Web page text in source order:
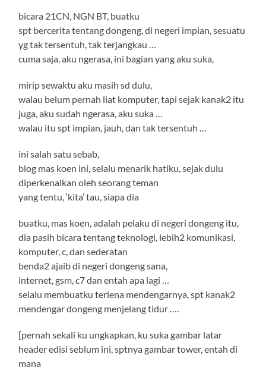
bicara 21CN, NGN BT, buatku
spt bercerita tentang dongeng, di negeri impian, sesuatu
yg tak tersentuh, tak terjangkau …
cuma saja, aku ngerasa, ini bagian yang aku suka,
mirip sewaktu aku masih sd dulu,
walau belum pernah liat komputer, tapi sejak kanak2 itu
juga, aku sudah ngerasa, aku suka …
walau itu spt impian, jauh, dan tak tersentuh …
ini salah satu sebab,
blog mas koen ini, selalu menarik hatiku, sejak dulu
diperkenalkan oleh seorang teman
yang tentu, ‘kita’ tau, siapa dia
buatku, mas koen, adalah pelaku di negeri dongeng itu,
dia pasih bicara tentang teknologi, lebih2 komunikasi,
komputer, c, dan sederatan
benda2 ajaib di negeri dongeng sana,
internet, gsm, c7 dan entah apa lagi …
selalu membuatku terlena mendengarnya, spt kanak2
mendengar dongeng menjelang tidur ….
[pernah sekali ku ungkapkan, ku suka gambar latar
header edisi seblum ini, sptnya gambar tower, entah di
mana